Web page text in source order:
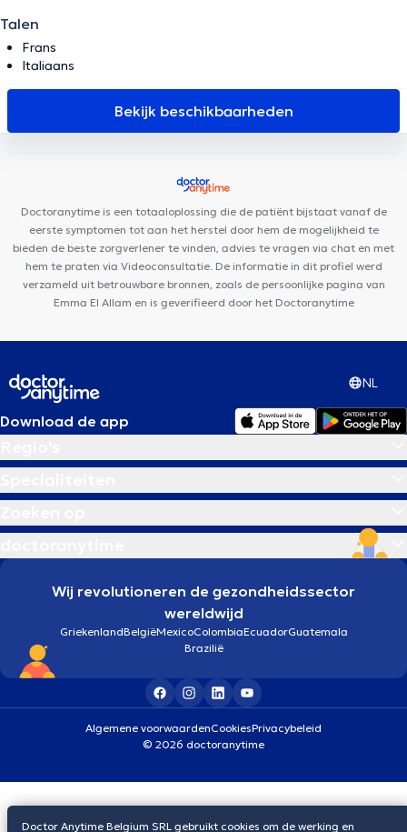
Talen
Frans
Italiaans
Bekijk beschikbaarheden
Doctoranytime is een totaaloplossing die de patiënt bijstaat vanaf de
eerste symptomen tot aan het herstel door hem de mogelijkheid te
bieden de beste zorgverlener te vinden, advies te vragen via chat en met
hem te praten via Videoconsultatie. De informatie in dit profiel werd
verzameld uit betrouwbare bronnen, zoals de persoonlijke pagina van
Emma El Allam en is geverifieerd door het Doctoranytime
NL
Download de app
Wij revolutioneren de gezondheidssector
wereldwijd
GriekenlandBelgiëMexicoColombiaEcuadorGuatemala
Brazilië
Algemene voorwaardenCookiesPrivacybeleid
© 2026 doctoranytime
Doctor Anytime Belgium SRL gebruikt cookies om de werking en